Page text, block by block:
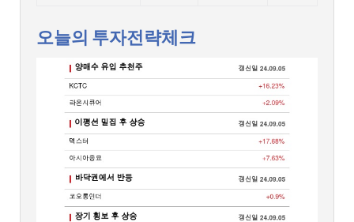
오늘의 투자전략체크